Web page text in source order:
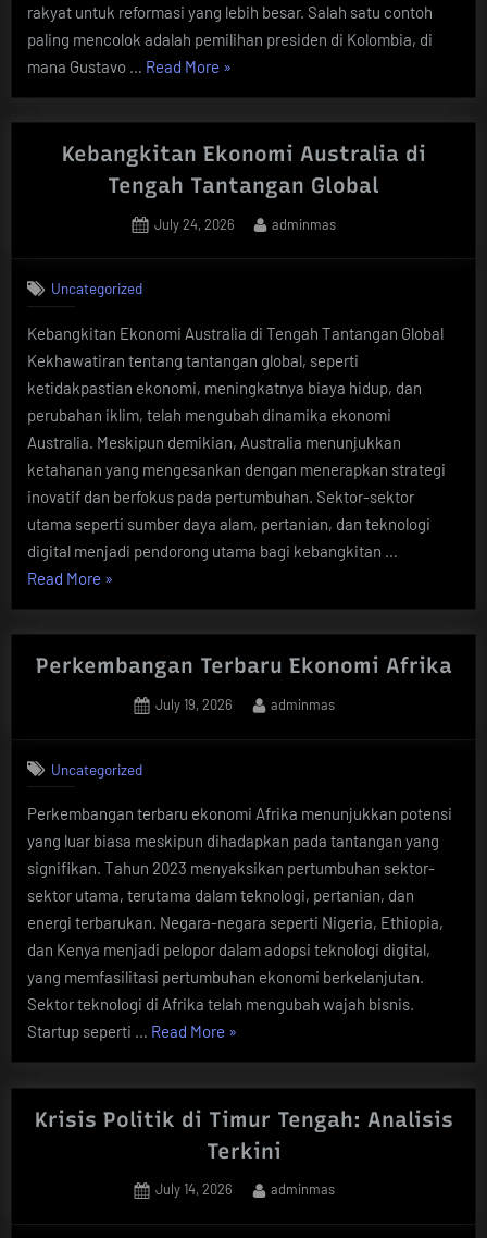
rakyat untuk reformasi yang lebih besar. Salah satu contoh
paling mencolok adalah pemilihan presiden di Kolombia, di
mana Gustavo … Read More “Perubahan
di
Amerika
Latin:
Dampak
Pemilu
»
Kebangkitan Ekonomi Australia di
Tengah Tantangan Global
Posted
July 24, 2026 By
adminmas
Uncategorized
Kebangkitan Ekonomi Australia di Tengah Tantangan Global
Kekhawatiran tentang tantangan global, seperti
ketidakpastian ekonomi, meningkatnya biaya hidup, dan
perubahan iklim, telah mengubah dinamika ekonomi
Australia. Meskipun demikian, Australia menunjukkan
ketahanan yang mengesankan dengan menerapkan strategi
inovatif dan berfokus pada pertumbuhan. Sektor-sektor
utama seperti sumber daya alam, pertanian, dan teknologi
digital menjadi pendorong utama bagi kebangkitan …
Read More “Kebangkitan
Australia
di
Tantangan
»
Perkembangan Terbaru Ekonomi Afrika
Posted
July 19, 2026 By
adminmas
Uncategorized
Perkembangan terbaru ekonomi Afrika menunjukkan potensi
yang luar biasa meskipun dihadapkan pada tantangan yang
signifikan. Tahun 2023 menyaksikan pertumbuhan sektor-
sektor utama, terutama dalam teknologi, pertanian, dan
energi terbarukan. Negara-negara seperti Nigeria, Ethiopia,
dan Kenya menjadi pelopor dalam adopsi teknologi digital,
yang memfasilitasi pertumbuhan ekonomi berkelanjutan.
Sektor teknologi di Afrika telah mengubah wajah bisnis.
Startup seperti … Read More “Perkembangan
Ekonomi
Afrika”
»
Krisis Politik di Timur Tengah: Analisis
Terkini
Posted
July 14, 2026 By
adminmas